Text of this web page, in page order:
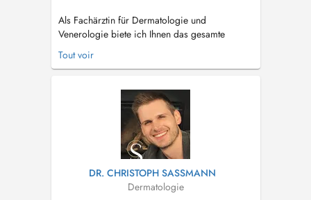
Als Fachärztin für Dermatologie und
Venerologie biete ich Ihnen das gesamte
Spektrum der allgemeinen Dermatologie,
Allergologie und ästhetischen Dermatologie. In
kompetente dermatologische Behandlung in
angenehmer Atmosphäre u...
Tout voir
DR. CHRISTOPH SASSMANN
Dermatologie